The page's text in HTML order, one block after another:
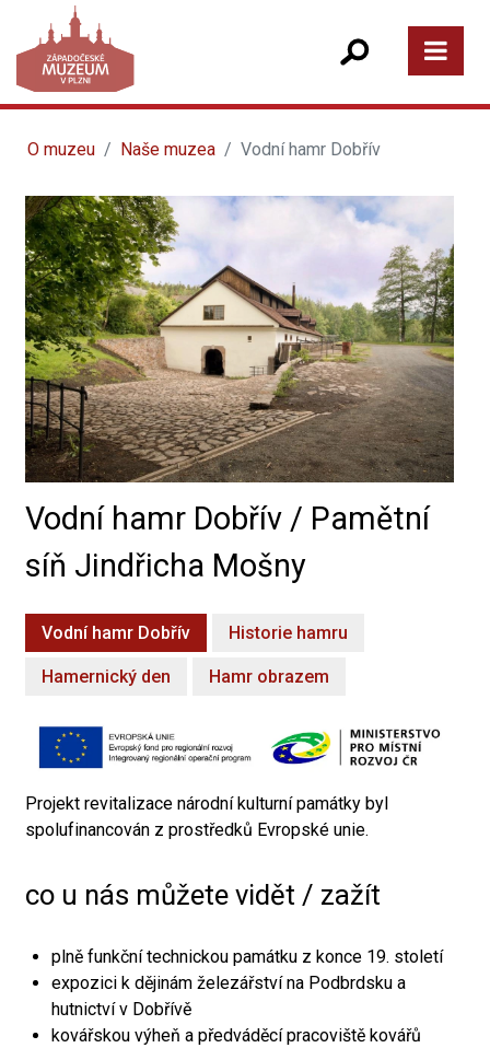
O muzeu Naše muzea Vodní hamr Dobřív
Vodní hamr Dobřív / Pamětní
síň Jindřicha Mošny
Vodní hamr Dobřív Historie hamru
Hamernický den Hamr obrazem
Projekt revitalizace národní kulturní památky byl
spolufinancován z prostředků Evropské unie.
co u nás můžete vidět / zažít
plně funkční technickou památku z konce 19. století
expozici k dějinám železářství na Podbrdsku a
hutnictví v Dobřívě
kovářskou výheň a předváděcí pracoviště kovářů